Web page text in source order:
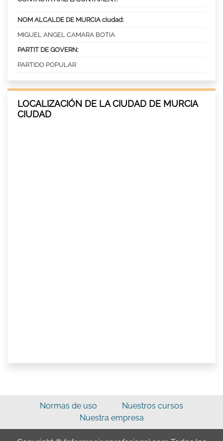
NOM ALCALDE DE MURCIA ciudad:
MIGUEL ANGEL CAMARA BOTIA
PARTIT DE GOVERN:
PARTIDO POPULAR
LOCALIZACIÓN DE LA CIUDAD DE MURCIA
CIUDAD
Normas de uso
Nuestros cursos
Nuestra empresa